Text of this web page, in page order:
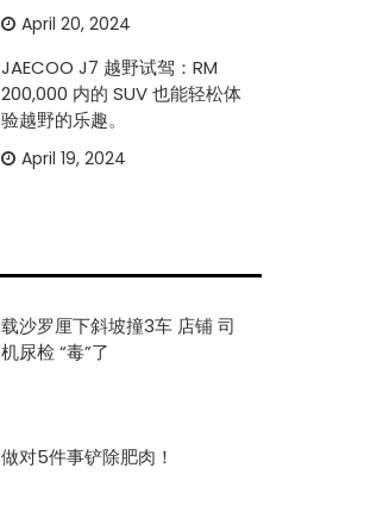
April 20, 2024
JAECOO J7 越野试驾：RM
200,000 内的 SUV 也能轻松体
验越野的乐趣。
April 19, 2024
载沙罗厘下斜坡撞3车 店铺 司
机尿检 “毒”了
做对5件事铲除肥肉！